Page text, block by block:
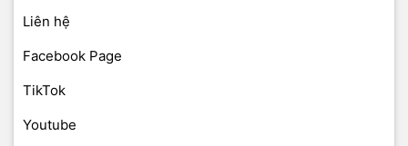
Liên hệ
Facebook Page
TikTok
Youtube